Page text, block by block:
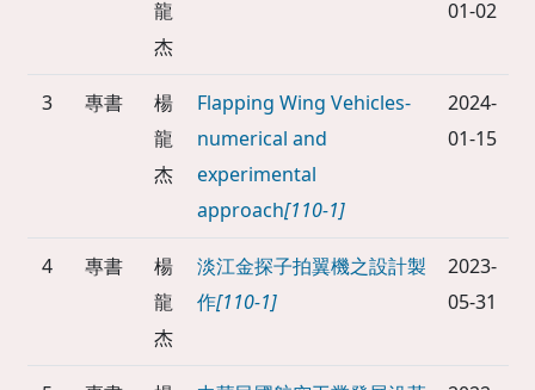
龍
杰
01-02
3 專書
楊
龍
杰
Flapping Wing Vehicles-
numerical and
experimental
approach[110-1]
2024-
01-15
4 專書
楊
龍
杰
淡江金探子拍翼機之設計製
作[110-1]
2023-
05-31